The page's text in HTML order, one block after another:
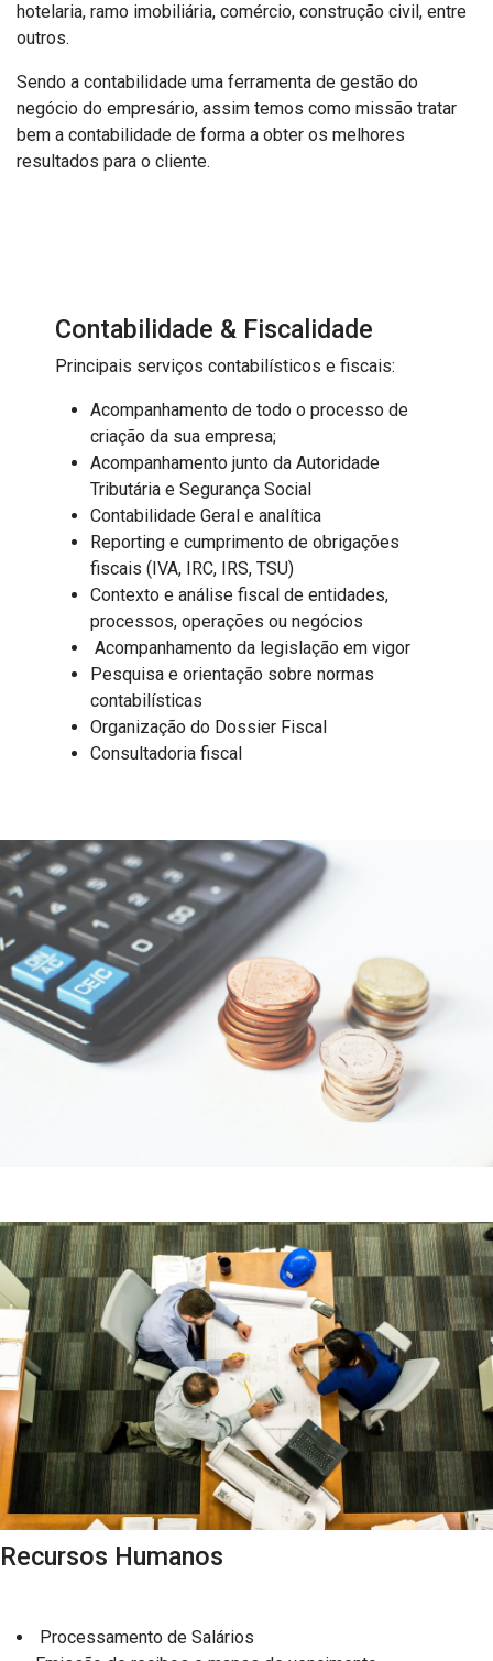
hotelaria, ramo imobiliária, comércio, construção civil, entre
outros.
Sendo a contabilidade uma ferramenta de gestão do
negócio do empresário, assim temos como missão tratar
bem a contabilidade de forma a obter os melhores
resultados para o cliente.
Contabilidade & Fiscalidade
Principais serviços contabilísticos e fiscais:
Acompanhamento de todo o processo de
criação da sua empresa;
Acompanhamento junto da Autoridade
Tributária e Segurança Social
Contabilidade Geral e analítica
Reporting e cumprimento de obrigações
fiscais (IVA, IRC, IRS, TSU)
Contexto e análise fiscal de entidades,
processos, operações ou negócios
Acompanhamento da legislação em vigor
Pesquisa e orientação sobre normas
contabilísticas
Organização do Dossier Fiscal
Consultadoria fiscal
Recursos Humanos
Processamento de Salários